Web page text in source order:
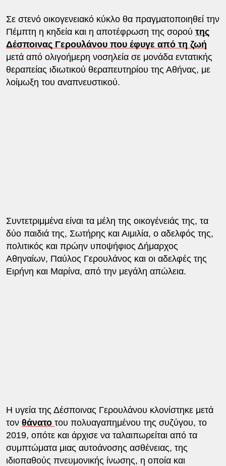
Σε στενό οικογενειακό κύκλο θα πραγματοποιηθεί την
Πέμπτη η κηδεία και η αποτέφρωση της σορού της
Δέσποινας Γερουλάνου που έφυγε από τη ζωή
μετά από ολιγοήμερη νοσηλεία σε μονάδα εντατικής
θεραπείας ιδιωτικού θεραπευτηρίου της Αθήνας, με
λοίμωξη του αναπνευστικού.
Συντετριμμένα είναι τα μέλη της οικογένειάς της, τα
δύο παιδιά της, Σωτήρης και Αιμιλία, ο αδελφός της,
πολιτικός και πρώην υποψήφιος Δήμαρχος
Αθηναίων, Παύλος Γερουλάνος και οι αδελφές της
Ειρήνη και Μαρίνα, από την μεγάλη απώλεια.
Η υγεία της Δέσποινας Γερουλάνου κλονίστηκε μετά
τον θάνατο του πολυαγαπημένου της συζύγου, το
2019, οπότε και άρχισε να ταλαιπωρείται από τα
συμπτώματα μιας αυτοάνοσης ασθένειας, της
ιδιοπαθούς πνευμονικής ίνωσης, η οποία και